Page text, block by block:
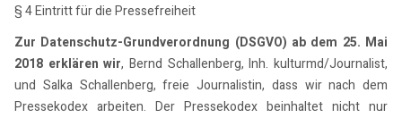
§ 4 Eintritt für die Pressefreiheit
Zur Datenschutz-Grundverordnung (DSGVO) ab dem 25. Mai
2018 erklären wir, Bernd Schallenberg, Inh. kulturmd/Journalist,
und Salka Schallenberg, freie Journalistin, dass wir nach dem
Pressekodex arbeiten. Der Pressekodex beinhaltet nicht nur